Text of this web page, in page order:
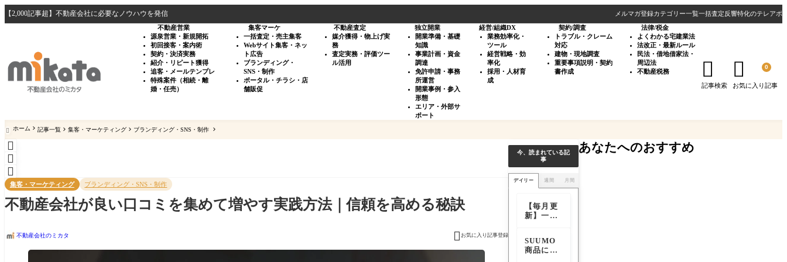
【2,000記事超】不動産会社に必要なノウハウを発信 メルマガ登録カテゴリー一覧一括査定反響特化のテレアポ
不動産営業
源泉営業・新規開拓
初回接客・案内術
契約・決済実務
紹介・リピート獲得
追客・メールテンプレ
特殊案件（相続・離
婚・任売）
集客マーケ
一括査定・売主集客
Webサイト集客・ネッ
ト広告
ブランディング・
SNS・制作
ポータル・チラシ・店
舗販促
不動産査定
媒介獲得・物上げ実
務
査定実務・評価ツー
ル活用
独立開業
開業準備・基礎
知識
事業計画・資金
調達
免許申請・事務
所運営
開業事例・参入
形態
エリア・外部サ
ポート
経営/組織DX
業務効率化・
ツール
経営戦略・効
率化
採用・人材育
成
契約/調査
トラブル・クレーム
対応
建物・現地調査
重要事項説明・契約
書作成
法律/税金
よくわかる宅建業法
法改正・最新ルール
民法・借地借家法・
周辺法
不動産税務

記事検索
 0
お気に入り記事
 ホーム 記事一覧 集客・マーケティング ブランディング・SNS・制作



集客・マーケティング ブランディング・SNS・制作
不動産会社が良い口コミを集めて増やす実践方法｜信頼を高める秘訣
不動産会社のミカタ  お気に入り記事登録
今、読まれている記
事
デイリー 週間 月間
【毎月更
新】一括
の通電
率・訪問
SUUMO
商品につ
あなたへのおすすめ